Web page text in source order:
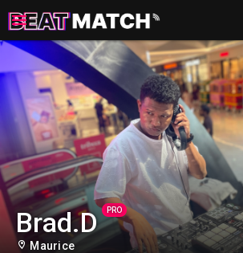
Brad.D PRO
Maurice